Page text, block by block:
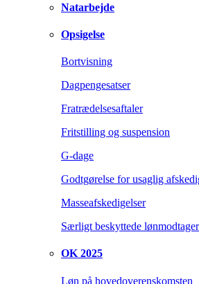
Natarbejde
Opsigelse
Bortvisning
Dagpengesatser
Fratrædelsesaftaler
Fritstilling og suspension
G-dage
Godtgørelse for usaglig
Masseafskedigelser
Særligt beskyttede
OK 2025
Løn på hovedoverenskomsten